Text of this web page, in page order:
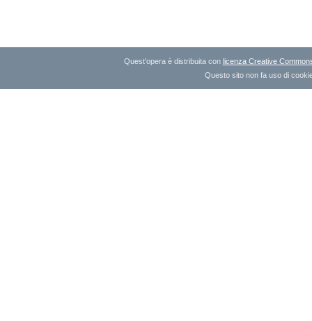
Quest'opera è distribuita con licenza Creative
Questo sito non fa uso di